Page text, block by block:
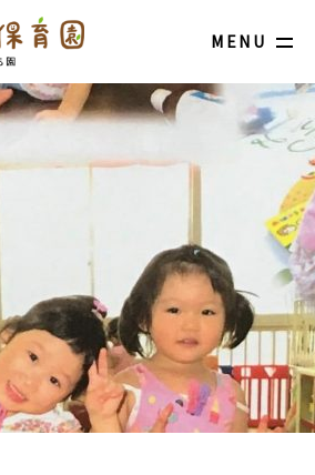
MENU